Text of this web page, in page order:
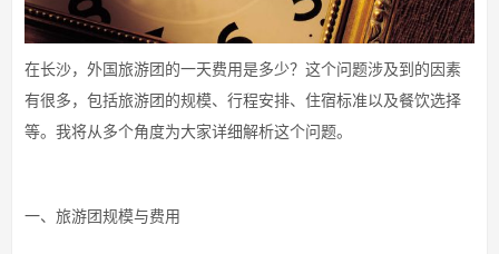
在长沙，外国旅游团的一天费用是多少？这个问题涉及到的因素
有很多，包括旅游团的规模、行程安排、住宿标准以及餐饮选择
等。我将从多个角度为大家详细解析这个问题。
一、旅游团规模与费用